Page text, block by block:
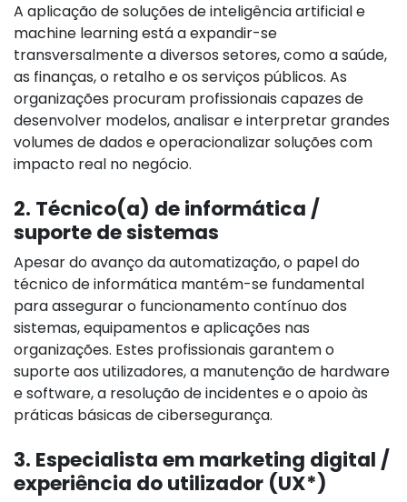
A aplicação de soluções de inteligência artificial e
machine learning está a expandir-se
transversalmente a diversos setores, como a saúde,
as finanças, o retalho e os serviços públicos. As
organizações procuram profissionais capazes de
desenvolver modelos, analisar e interpretar grandes
volumes de dados e operacionalizar soluções com
impacto real no negócio.
2. Técnico(a) de informática /
suporte de sistemas
Apesar do avanço da automatização, o papel do
técnico de informática mantém-se fundamental
para assegurar o funcionamento contínuo dos
sistemas, equipamentos e aplicações nas
organizações. Estes profissionais garantem o
suporte aos utilizadores, a manutenção de hardware
e software, a resolução de incidentes e o apoio às
práticas básicas de cibersegurança.
3. Especialista em marketing digital /
experiência do utilizador (UX*)